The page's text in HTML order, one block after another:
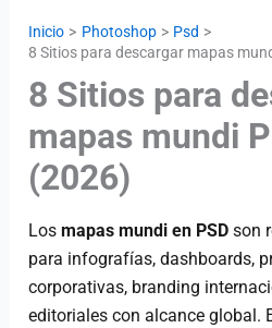
Inicio Photoshop
Psd
8 Sitios para descargar mapas
8 Sitios para
mapas mundi
(2026)
Losmapas mundi en PSD son
para infografías, dashboards,
corporativas, branding
editoriales con alcance global.